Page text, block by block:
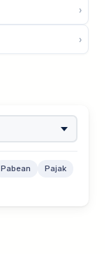
›
›
Pabean
Pajak